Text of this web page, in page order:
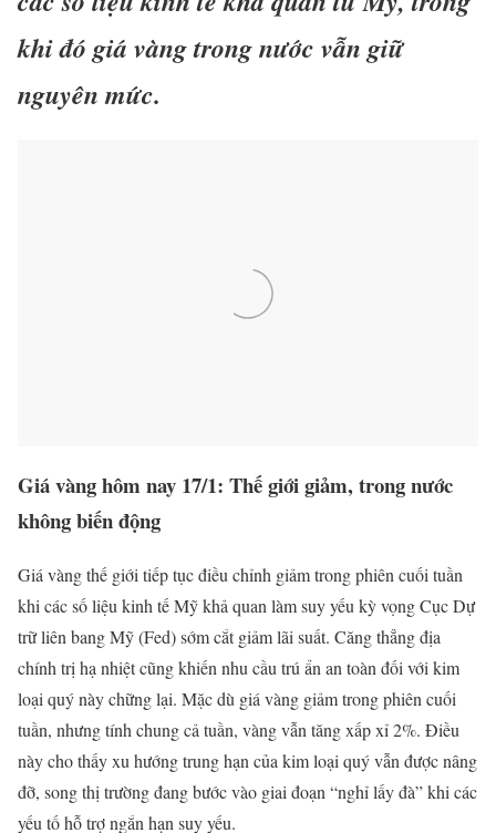
khi đó giá vàng trong nước vẫn giữ
nguyên mức.
Giá vàng hôm nay 17/1: Thế giới giảm, trong nước
không biến động
Giá vàng thế giới tiếp tục điều chỉnh giảm trong phiên cuối tuần
khi các số liệu kinh tế Mỹ khả quan làm suy yếu kỳ vọng Cục Dự
trữ liên bang Mỹ (Fed) sớm cắt giảm lãi suất. Căng thẳng địa
chính trị hạ nhiệt cũng khiến nhu cầu trú ẩn an toàn đối với kim
loại quý này chững lại. Mặc dù giá vàng giảm trong phiên cuối
tuần, nhưng tính chung cả tuần, vàng vẫn tăng xấp xỉ 2%. Điều
này cho thấy xu hướng trung hạn của kim loại quý vẫn được nâng
đỡ, song thị trường đang bước vào giai đoạn “nghỉ lấy đà” khi các
yếu tố hỗ trợ ngắn hạn suy yếu.